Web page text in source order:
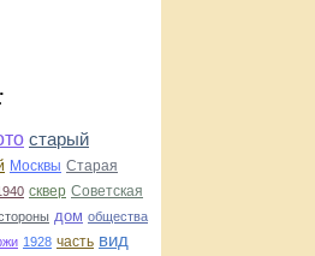
старый
Москвы Старая
сквер Советская
дом общества
1928 часть вид